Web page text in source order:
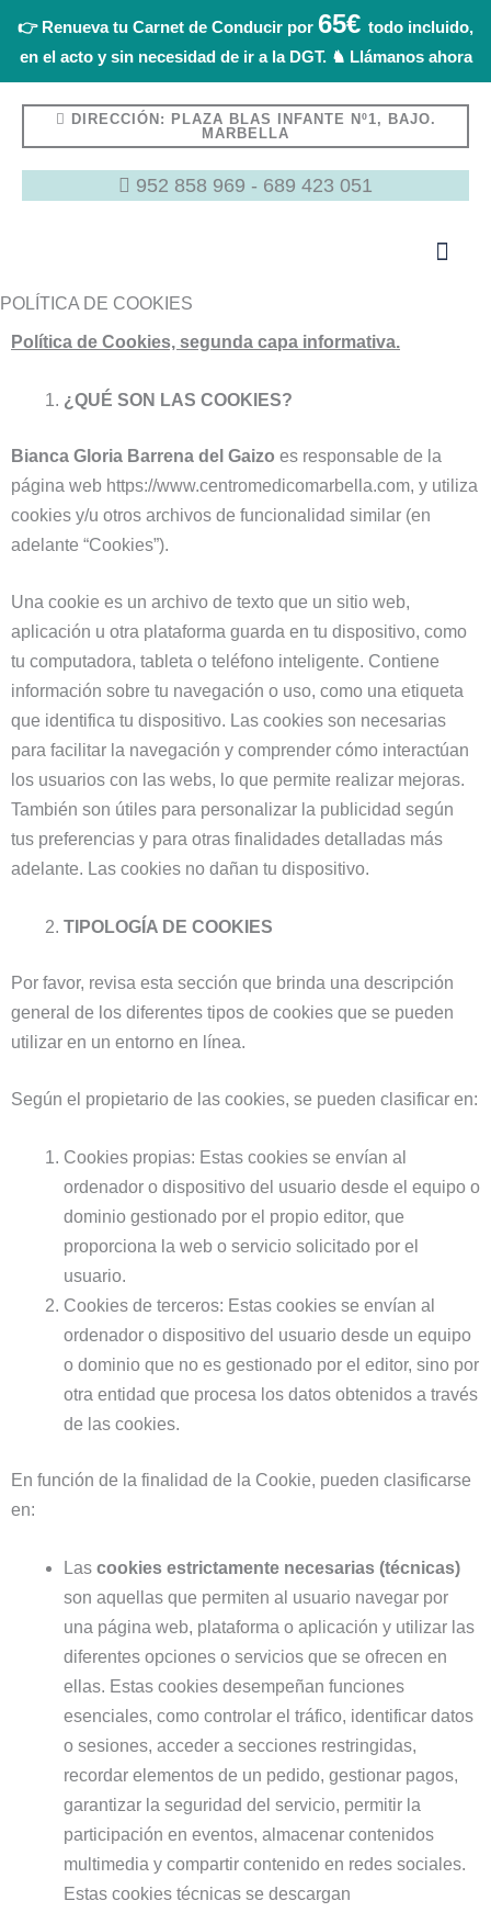
👉 Renueva tu Carnet de Conducir por 65€ todo incluido,
en el acto y sin necesidad de ir a la DGT. ♞ Llámanos ahora
DIRECCIÓN: PLAZA BLAS INFANTE Nº1, BAJO.
MARBELLA
952 858 969 - 689 423 051
POLÍTICA DE COOKIES
Política de Cookies, segunda capa informativa.
¿QUÉ SON LAS COOKIES?
Bianca Gloria Barrena del Gaizo es responsable de la
página web https://www.centromedicomarbella.com, y utiliza
cookies y/u otros archivos de funcionalidad similar (en
adelante “Cookies”).
Una cookie es un archivo de texto que un sitio web,
aplicación u otra plataforma guarda en tu dispositivo, como
tu computadora, tableta o teléfono inteligente. Contiene
información sobre tu navegación o uso, como una etiqueta
que identifica tu dispositivo. Las cookies son necesarias
para facilitar la navegación y comprender cómo interactúan
los usuarios con las webs, lo que permite realizar mejoras.
También son útiles para personalizar la publicidad según
tus preferencias y para otras finalidades detalladas más
adelante. Las cookies no dañan tu dispositivo.
TIPOLOGÍA DE COOKIES
Por favor, revisa esta sección que brinda una descripción
general de los diferentes tipos de cookies que se pueden
utilizar en un entorno en línea.
Según el propietario de las cookies, se pueden clasificar en:
Cookies propias: Estas cookies se envían al
ordenador o dispositivo del usuario desde el equipo o
dominio gestionado por el propio editor, que
proporciona la web o servicio solicitado por el
usuario.
Cookies de terceros: Estas cookies se envían al
ordenador o dispositivo del usuario desde un equipo
o dominio que no es gestionado por el editor, sino por
otra entidad que procesa los datos obtenidos a través
de las cookies.
En función de la finalidad de la Cookie, pueden clasificarse
en:
Las cookies estrictamente necesarias (técnicas)
son aquellas que permiten al usuario navegar por
una página web, plataforma o aplicación y utilizar las
diferentes opciones o servicios que se ofrecen en
ellas. Estas cookies desempeñan funciones
esenciales, como controlar el tráfico, identificar datos
o sesiones, acceder a secciones restringidas,
recordar elementos de un pedido, gestionar pagos,
garantizar la seguridad del servicio, permitir la
participación en eventos, almacenar contenidos
multimedia y compartir contenido en redes sociales.
Estas cookies técnicas se descargan